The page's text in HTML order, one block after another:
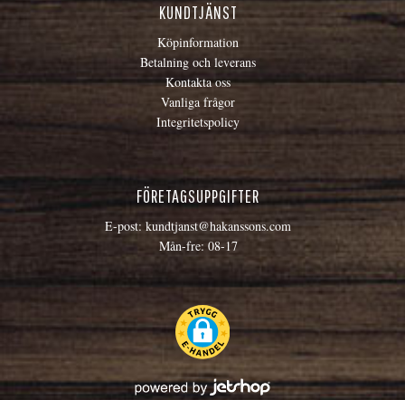
KUNDTJÄNST
Köpinformation
Betalning och leverans
Kontakta oss
Vanliga frågor
Integritetspolicy
FÖRETAGSUPPGIFTER
E-post: kundtjanst@hakanssons.com
Mån-fre: 08-17